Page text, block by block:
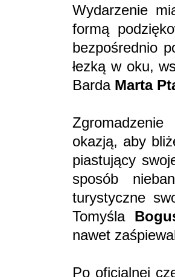
Wydarzenie
formą
bezpośrednio
łezką w oku,
Barda Marta
okazją, aby
piastujący
sposób
turystyczne
Tomyśla
nawet
Po oficjalnej